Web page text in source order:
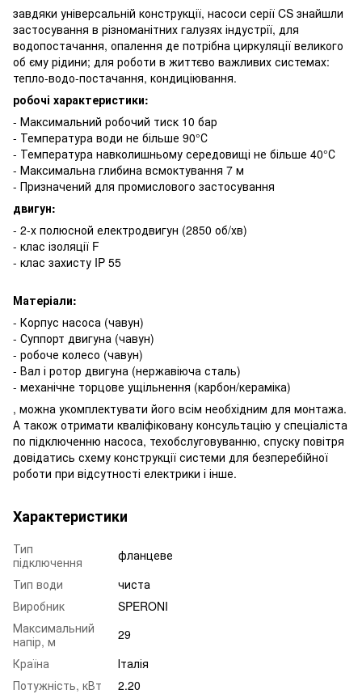
завдяки універсальній конструкції, насоси серії CS знайшли
застосування в різноманітних галузях індустрії, для
водопостачання, опалення де потрібна циркуляції великого
об єму рідини; для роботи в життєво важливих системах:
тепло-водо-постачання, кондиціювання.
робочі характеристики:
- Максимальний робочий тиск 10 бар
- Температура води не більше 90°С
- Температура навколишньому середовищі не більше 40°С
- Максимальна глибина всмоктування 7 м
- Призначений для промислового застосування
двигун:
- 2-х полюсной електродвигун (2850 об/хв)
- клас ізоляції F
- клас захисту IP 55
Матеріали:
- Корпус насоса (чавун)
- Суппорт двигуна (чавун)
- робоче колесо (чавун)
- Вал і ротор двигуна (нержавіюча сталь)
- механічне торцове ущільнення (карбон/кераміка)
, можна укомплектувати його всім необхідним для монтажа.
А також отримати кваліфіковану консультацію у спеціаліста
по підключенню насоса, техобслуговуванню, спуску повітря
довідатись схему конструкції системи для безперебійної
роботи при відсутності електрики і інше.
Характеристики
Тип
підключення
фланцеве
Тип води
чиста
Виробник
SPERONI
Максимальний
напір, м
29
Країна
Італія
Потужність, кВт
2.20